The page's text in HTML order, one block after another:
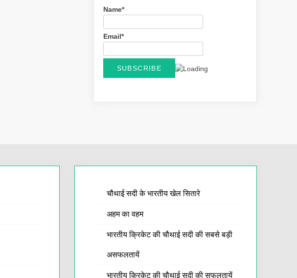
Name*
Email*
चौथाई सदी के भारतीय खेल सितारे
अहम का वहम
भारतीय क्रिकेट की चौथाई सदी की सबसे बड़ी
असफलतायें
भारतीय क्रिकेट की चौथाई सदी की सफलतायें